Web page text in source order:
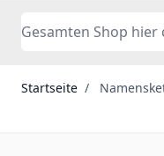
Search
Startseite /